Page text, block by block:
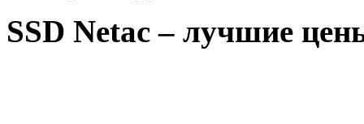
SSD Netac – лучшие